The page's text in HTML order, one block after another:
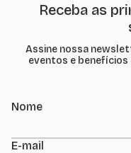
Receba as
Assine nossa
eventos e
Nome
E-mail